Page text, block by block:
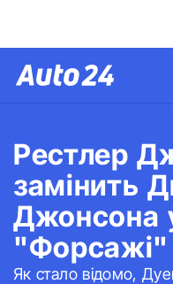
Рестлер
замінить
Джонсона
"Форсажі"
Як стало відомо,